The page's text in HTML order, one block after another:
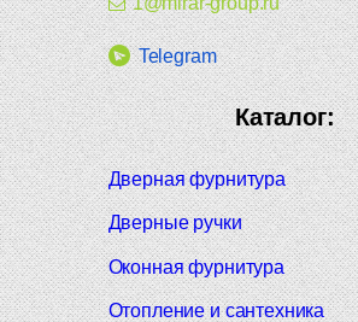
Telegram
Каталог:
Дверная фурнитура
Дверные ручки
Оконная фурнитура
Отопление и сантехника